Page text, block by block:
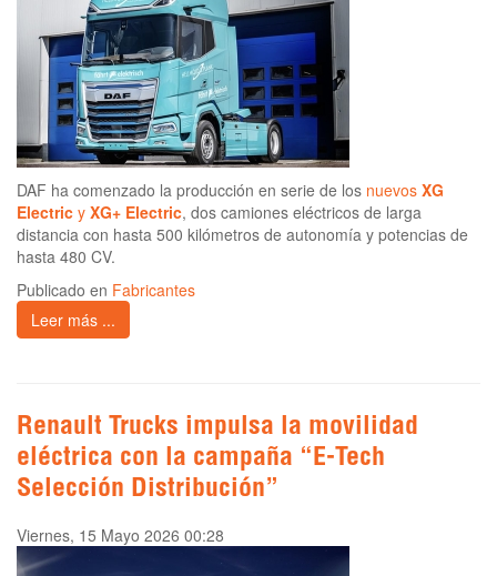
DAF ha comenzado la producción en serie de los nuevos XG
Electric y XG+ Electric, dos camiones eléctricos de larga
distancia con hasta 500 kilómetros de autonomía y potencias de
hasta 480 CV.
Publicado en Fabricantes
Leer más ...
Renault Trucks impulsa la movilidad
eléctrica con la campaña “E-Tech
Selección Distribución”
Viernes, 15 Mayo 2026 00:28